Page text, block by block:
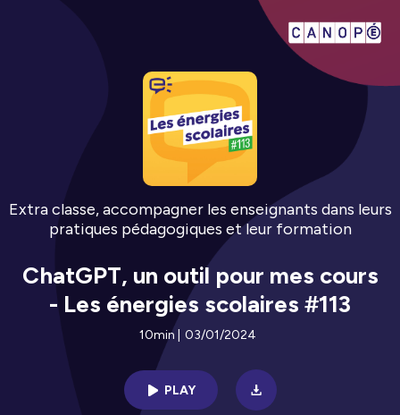
Extra classe, accompagner les enseignants dans leurs
pratiques pédagogiques et leur formation
ChatGPT, un outil pour mes cours
- Les énergies scolaires #113
10min 03/01/2024
PLAY